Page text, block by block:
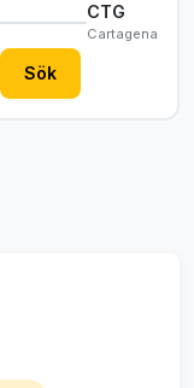
CTG
Cartagena
Sök